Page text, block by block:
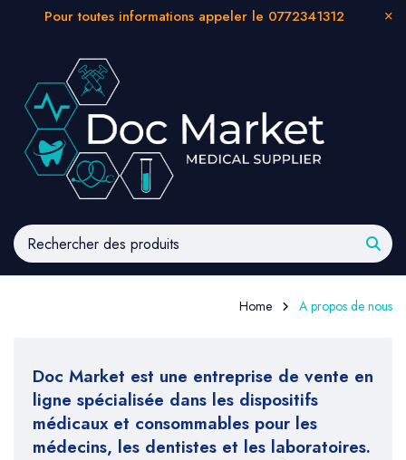
Pour toutes informations appeler le 0772341312
Home A propos de nous
Doc Market est une entreprise de vente en
ligne spécialisée dans les dispositifs
médicaux et consommables pour les
médecins, les dentistes et les laboratoires.